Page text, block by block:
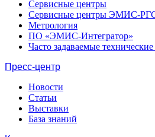
Сервисные центры
Сервисные центры ЭМИС-
Метрология
ПО «ЭМИС-Интегратор»
Часто задаваемые
Пресс-центр
Новости
Статьи
Выставки
База знаний